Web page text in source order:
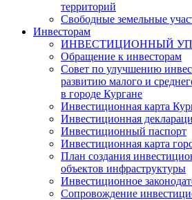
территорий
Свободные земельные
Инвесторам
ИНВЕСТИЦИОННЫЙ
Обращение к инвесторам
Совет по улучшению
развитию малого и
в городе Кургане
Инвестиционная карта
Инвестиционная
Инвестиционный паспорт
Инвестиционная карта
План создания
объектов инфраструктуры
Инвестиционное
Сопровождение